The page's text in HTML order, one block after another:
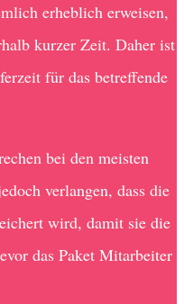
erheblich erweisen,
kurzer Zeit. Daher ist
für das betreffende
bei den meisten
verlangen, dass die
wird, damit sie die
das Paket Mitarbeiter